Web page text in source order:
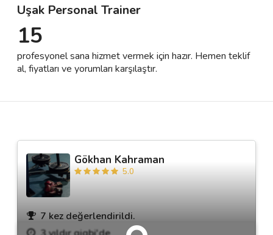
Destek
İletişim
Uşak Personal Trainer
15
profesyonel sana hizmet vermek için hazır. Hemen teklif
al, fiyatları ve yorumları karşılaştır.
Gökhan Kahraman
5.0
7 kez değerlendirildi.